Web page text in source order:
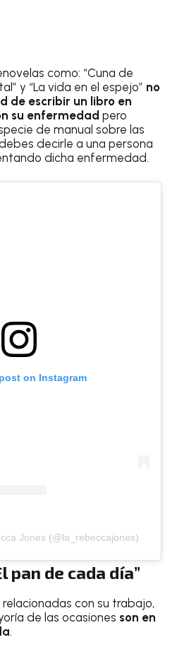
como: “Cuna de
y “La vida en el espejo” no
de escribir un libro en
su enfermedad pero
de manual sobre las
decirle a una persona
dicha enfermedad.
on Instagram
Jones (@la_rebeccajones)
pan de cada día”
con su trabajo,
de las ocasiones son en
.